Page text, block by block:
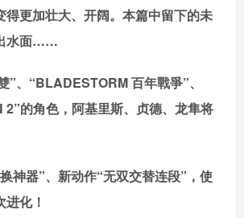
得更加壮大、开阔。本篇中留下的未
水面……
”、“BLADESTORM 百年戰爭”、
的角色，阿基里斯、贞德、龙隼将
神器”、新动作“无双交替连段”，使
化！